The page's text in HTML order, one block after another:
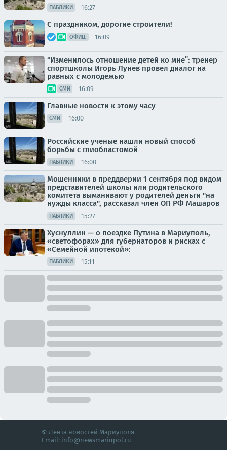
ПАБЛИКИ 16:27
С праздником, дорогие строители!
ОФИЦ. 16:09
“Изменилось отношение детей ко мне”: тренер
спортшколы Игорь Лунев провел диалог на
равных с молодежью
СМИ 16:09
Главные новости к этому часу
СМИ 16:00
Российские ученые нашли новый способ
борьбы с глиобластомой
ПАБЛИКИ 16:00
Мошенники в преддверии 1 сентября под видом
представителей школы или родительского
комитета выманивают у родителей деньги "на
нужды класса", рассказал член ОП РФ Машаров
ПАБЛИКИ 15:27
Хуснуллин — о поездке Путина в Мариуполь,
«светофорах» для губернаторов и рисках с
«Семейной ипотекой»:
ПАБЛИКИ 15:11
© Лента новостей Мариуполя
Email: info@newsmariupol.ru